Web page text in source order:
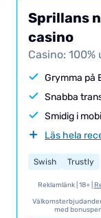
Sprillans
casino
Casino:
Grymma på
Snabba
Smidig i
Läs hela
Swish Trustly
Reklamlänk | 18+ |
med